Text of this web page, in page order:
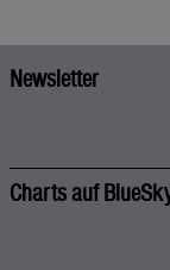
Newsletter
Charts auf